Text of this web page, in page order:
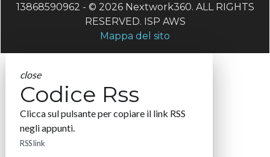
13868590962 - © 2026 Nextwork360. ALL RIGHTS
RESERVED. ISP AWS
Mappa del sito
close
Codice Rss
Clicca sul pulsante per copiare il link RSS
negli appunti.
RSS link